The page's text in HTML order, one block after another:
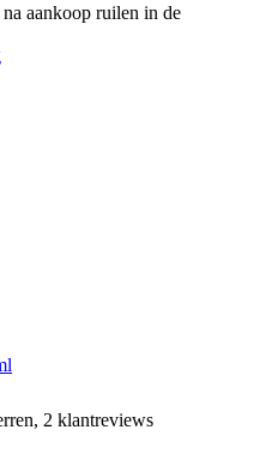
aankoop ruilen in de
2 klantreviews